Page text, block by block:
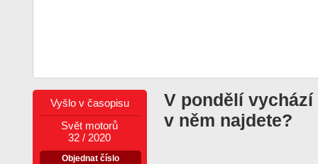
V pondělí
v něm najdete?
Vyšlo v časopisu
Svět motorů
32 / 2020
Objednat číslo